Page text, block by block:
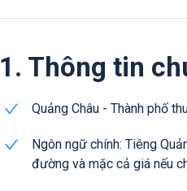
1. Thông tin
Quảng Châu - Thành phố
Ngôn ngữ chính: Tiêng
đường và mặc cả giá nếu